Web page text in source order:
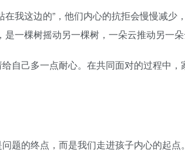
在我这边的”，他们内心的抗拒会慢慢减
是一棵树摇动另一棵树，一朵云推动另一朵
自己多一点耐心。在共同面对的过程中
题的终点，而是我们走进孩子内心的起